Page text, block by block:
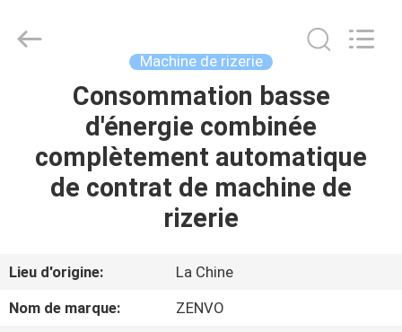
MAISON
PRODUITS
DE
NOUS
ZENVO
TECHNOLOGY
Machine de rizerie
Consommation basse
d'énergie combinée
complètement automatique
de contrat de machine de
rizerie
Lieu d'origine:
La Chine
Nom de marque:
ZENVO